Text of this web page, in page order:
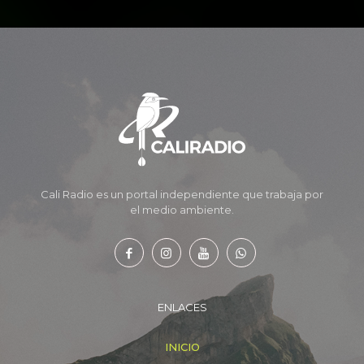
Cali Radio es un portal independiente que trabaja por
el medio ambiente.
ENLACES
INICIO